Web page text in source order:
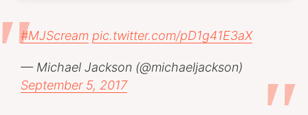
#MJScream pic.twitter.com/pD1g41E3aX
— Michael Jackson (@michaeljackson)
September 5, 2017